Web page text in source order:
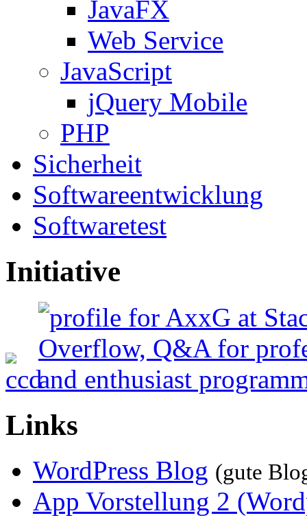
JavaFX
Web Service
JavaScript
jQuery Mobile
PHP
Sicherheit
Softwareentwicklung
Softwaretest
Initiative
Links
WordPress Blog (gute
App Vorstellung 2